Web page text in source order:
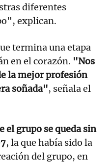
diferentes
explican.
termina una etapa
en el corazón. "Nos
la mejor profesión
soñada", señala el
el grupo se queda sin
, la que había sido la
del grupo, en